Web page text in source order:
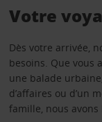
Votre
Dès votre arrivée,
besoins. Que vous
une balade
d’affaires ou d’un
famille, nous avons